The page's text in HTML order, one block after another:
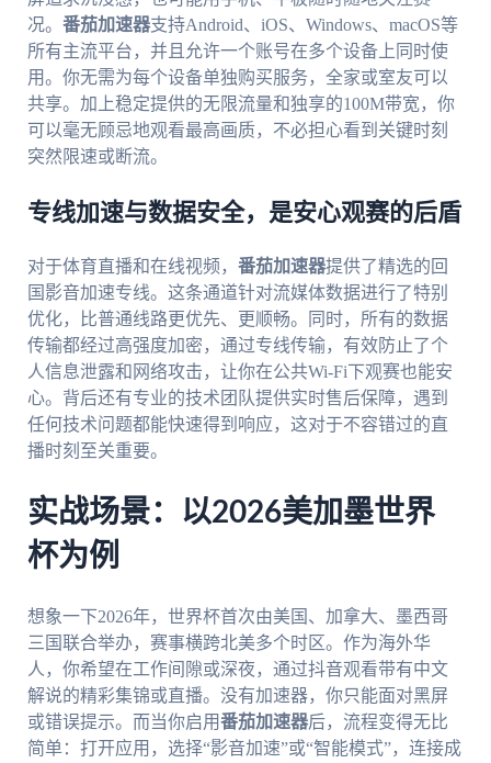
况。 番茄加速器支持Android、iOS、Windows、macOS等
所有主流平台，并且允许一个账号在多个设备上同时使
用。你无需为每个设备单独购买服务，全家或室友可以
共享。加上稳定提供的无限流量和独享的100M带宽，你
可以毫无顾忌地观看最高画质，不必担心看到关键时刻
突然限速或断流。
专线加速与数据安全，是安心观赛的后盾
对于体育直播和在线视频， 番茄加速器提供了精选的回
国影音加速专线。这条通道针对流媒体数据进行了特别
优化，比普通线路更优先、更顺畅。同时，所有的数据
传输都经过高强度加密，通过专线传输，有效防止了个
人信息泄露和网络攻击，让你在公共Wi-Fi下观赛也能安
心。背后还有专业的技术团队提供实时售后保障，遇到
任何技术问题都能快速得到响应，这对于不容错过的直
播时刻至关重要。
实战场景：以2026美加墨世界
杯为例
想象一下2026年，世界杯首次由美国、加拿大、墨西哥
三国联合举办，赛事横跨北美多个时区。作为海外华
人，你希望在工作间隙或深夜，通过抖音观看带有中文
解说的精彩集锦或直播。没有加速器，你只能面对黑屏
或错误提示。而当你启用番茄加速器后，流程变得无比
简单：打开应用，选择“影音加速”或“智能模式”，连接成